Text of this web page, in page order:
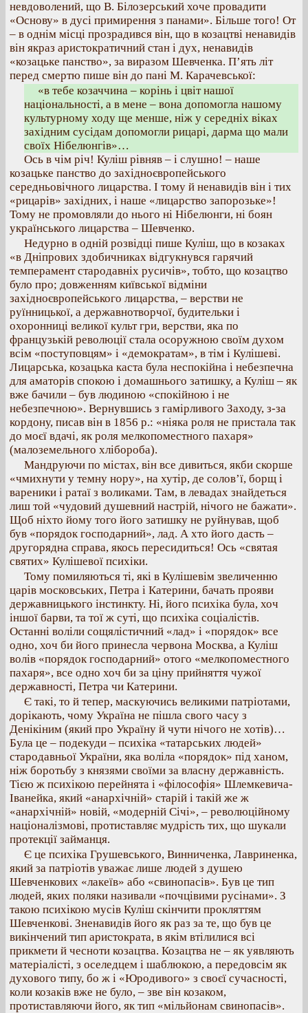
невдоволений, що В. Білозерський хоче провадити
«Основу» в дусі примирення з панами». Більше того! От
– в однім місці прозрадився він, що в козацтві ненавидів
він якраз аристократичний стан і дух, ненавидів
«козацьке панство», за виразом Шевченка. П’ять літ
перед смертю пише він до пані М. Карачевської:
«в тебе козаччина – корінь і цвіт нашої
національності, а в мене – вона допомогла нашому
культурному ходу ще менше, ніж у середніх віках
західним сусідам допомогли рицарі, дарма що мали
своїх Нібелюнгів»…
Ось в чім річ! Куліш рівняв – і слушно! – наше
козацьке панство до західноєвропейського
середньовічного лицарства. І тому й ненавидів він і тих
«рицарів» західних, і наше «лицарство запорозьке»!
Тому не промовляли до нього ні Нібелюнги, ні боян
українського лицарства – Шевченко.
Недурно в одній розвідці пише Куліш, що в козаках
«в Дніпрових здобичниках відгукнувся гарячий
темперамент стародавніх русичів», тобто, що козацтво
було про; довженням київської відміни
західноєвропейського лицарства, – верстви не
руїнницької, а державнотворчої, будительки і
охоронниці великої культ гри, верстви, яка по
французькій революції стала осоружною своїм духом
всім «поступовцям» і «демократам», в тім і Кулішеві.
Лицарська, козацька каста була неспокійна і небезпечна
для аматорів спокою і домашнього затишку, а Куліш – як
вже бачили – був людиною «спокійною і не
небезпечною». Вернувшись з гамірливого Заходу, з-за
кордону, писав він в 1856 p.: «ніяка роля не пристала так
до моєї вдачі, як роля мелкопоместного пахаря»
(малоземельного хлібороба).
Мандруючи по містах, він все дивиться, якби скорше
«чмихнути у темну нору», на хутір, де солов’ї, борщ і
вареники і ратаї з воликами. Там, в левадах знайдеться
лиш той «чудовий душевний настрій, нічого не бажати».
Щоб ніхто йому того його затишку не руйнував, щоб
був «порядок господарний», лад. А хто його дасть –
другорядна справа, якось пересидиться! Ось «святая
святих» Кулішевої психіки.
Тому помиляються ті, які в Кулішевім звеличенню
царів московських, Петра і Катерини, бачать прояви
державницького інстинкту. Ні, його психіка була, хоч
іншої барви, та тої ж суті, що психіка соціалістів.
Останні воліли сощялістичний «лад» і «порядок» все
одно, хоч би його принесла червона Москва, а Куліш
волів «порядок господарний» отого «мелкопоместного
пахаря», все одно хоч би за ціну прийняття чужої
державності, Петра чи Катерини.
Є такі, то й тепер, маскуючись великими патріотами,
дорікають, чому Україна не пішла свого часу з
Денікіним (який про Україну й чути нічого не хотів)…
Була це – подекуди – психіка «татарських людей»
стародавньої України, яка воліла «порядок» під ханом,
ніж боротьбу з князями своїми за власну державність.
Тією ж психікою перейнята і «філософія» Шлемкевича-
Іванейка, який «анархічній» старій і такій же ж
«анархічній» новій, «модерній Січі», – революційному
націоналізмові, протиставляє мудрість тих, що шукали
протекції займанця.
Є це психіка Грушевського, Винниченка, Лавриненка,
який за патріотів уважає лише людей з душею
Шевченкових «лакеїв» або «свинопасів». Був це тип
людей, яких поляки називали «почцівими русінами». З
такою психікою мусів Куліш скінчити прокляттям
Шевченкові. Зненавидів його як раз за те, що був це
викінчений тип аристократа, в якім втілилися всі
прикмети й чесноти козацтва. Козацтва не – як уявляють
матеріалісті, з оселедцем і шаблюкою, а передовсім як
духового типу, бо ж і «Юродивого» з своєї сучасності,
коли козаків вже не було, – зве він козаком,
протиставляючи його, як тип «мільйонам свинопасів».